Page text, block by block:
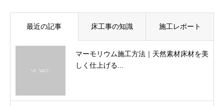
最近の記事 床工事の知識 施工レポート
マーモリウム施工方法｜天然素材床材を美
しく仕上げる...